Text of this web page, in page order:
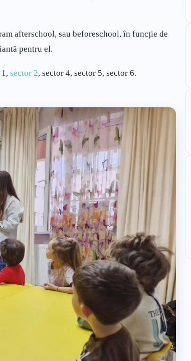
afterschool, sau beforeschool, în funcție de
pentru el.
sector 2, sector 4, sector 5, sector 6.